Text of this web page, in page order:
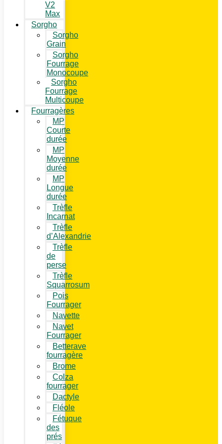
V2
Max
Sorgho
Sorgho
Grain
Sorgho
Fourrage
Monocoupe
Sorgho
Fourrage
Multicoupe
Fourragères
MP
Courte
durée
MP
Moyenne
durée
MP
Longue
durée
Trèfle
Incarnat
Trèfle
d’Alexandrie
Trèfle
de
perse
Trèfle
Squarrosum
Pois
Fourrager
Navette
Navet
Fourrager
Betterave
fourragère
Brome
Colza
fourrager
Dactyle
Fléole
Fétuque
des
prés